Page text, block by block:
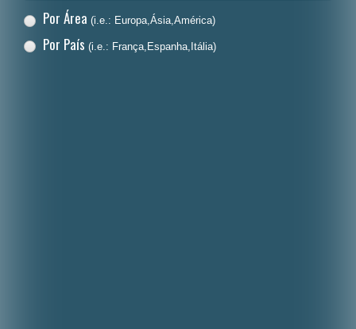
Nederlands
Dansk
Por Área (i.e.: Europa,Ásia,América)
Por País (i.e.: França,Espanha,Itália)